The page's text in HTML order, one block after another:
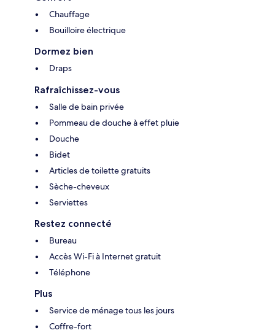
Chauffage
Bouilloire électrique
Dormez bien
Draps
Rafraîchissez-vous
Salle de bain privée
Pommeau de douche à effet pluie
Douche
Bidet
Articles de toilette gratuits
Sèche-cheveux
Serviettes
Restez connecté
Bureau
Accès Wi-Fi à Internet gratuit
Téléphone
Plus
Service de ménage tous les jours
Coffre-fort